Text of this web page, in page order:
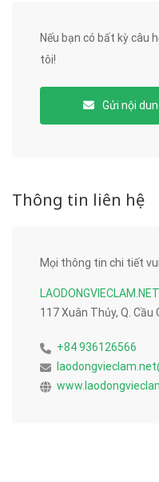
Nếu bạn có bất kỳ câu
tôi!
Gửi nội
Thông tin liên hệ
Mọi thông tin chi tiết
LAODONGVIECLAM.NET
117 Xuân Thủy, Q. Cầu
+84 936126566